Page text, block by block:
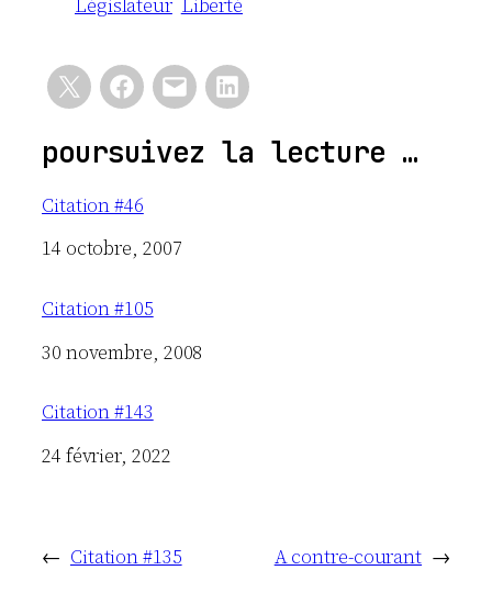
Législateur Liberté
poursuivez la lecture …
Citation #46
Date
14 octobre, 2007
Citation #105
Date
30 novembre, 2008
Citation #143
Date
24 février, 2022
← Citation #135 A contre-courant →